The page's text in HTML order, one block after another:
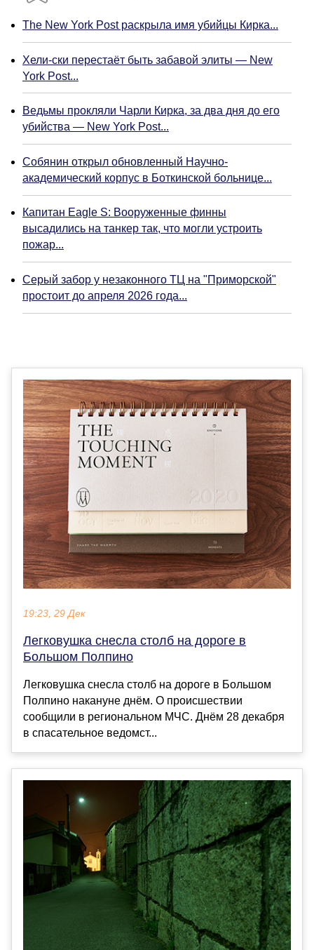
The New York Post раскрыла имя убийцы Кирка...
Хели-ски перестаёт быть забавой элиты — New
York Post...
Ведьмы прокляли Чарли Кирка, за два дня до его
убийства — New York Post...
Собянин открыл обновленный Научно-
академический корпус в Боткинской больнице...
Капитан Eagle S: Вооруженные финны
высадились на танкер так, что могли устроить
пожар...
Серый забор у незаконного ТЦ на "Приморской"
простоит до апреля 2026 года...
19:23, 29 Дек
Легковушка снесла столб на дороге в
Большом Полпино
Легковушка снесла столб на дороге в Большом
Полпино накануне днём. О происшествии
сообщили в региональном МЧС. Днём 28 декабря
в спасательное ведомст...